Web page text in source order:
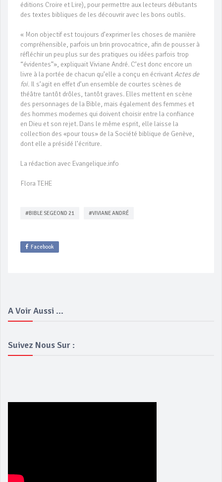
éditions Croire et Lire), pour permettre aux lecteurs débutants
des textes bibliques de les découvrir avec les bons outils.
« Mon objectif est toujours d’exprimer les choses de manière
compréhensible, parfois un brin provocatrice, afin de pousser à
réfléchir un peu plus sur des pratiques ou idées parfois trop
“évidentes”», expliquait Viviane André. C’est donc encore un
livre à la portée de chacun qu’elle a conçu en écrivantActes de
foi. Il s’agit en effet d’un ensemble de courtes scènes de
théâtre tantôt drôles, tantôt graves. Elles mettent en scène
des personnages de la Bible, mais également des femmes et
des hommes modernes qui doivent choisir entre la confiance
en Dieu et son rejet. Dans le même esprit, elle laisse la
collection des «pour tous» de la Société biblique de Genève,
dont elle a présidé l’écriture.
La rédaction avec Evangelique.info
Flora TEHE
#BIBLE SEGEOND 21 #VIVIANE ANDRÉ
Facebook
A Voir Aussi ...
Suivez Nous Sur :